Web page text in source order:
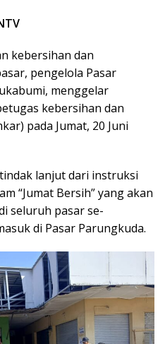
kebersihan dan
pengelola Pasar
menggelar
kebersihan dan
pada Jumat, 20 Juni
lanjut dari instruksi
“Jumat Bersih” yang akan
seluruh pasar se-
di Pasar Parungkuda.